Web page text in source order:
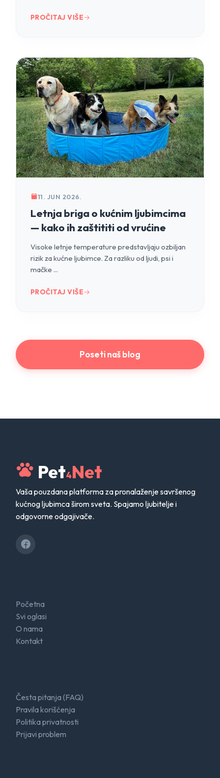
PROČITAJ VIŠE
11. JUN 2026.
Letnja briga o kućnim ljubimcima
— kako ih zaštititi od vrućine
Visoke letnje temperature predstavljaju ozbiljan
rizik za kućne ljubimce. Za razliku od ljudi, psi i
mačke ...
PROČITAJ VIŠE
Poseti naš blog
Pet4Net
Vaša pouzdana platforma za pronalaženje savršenog
kućnog ljubimca širom sveta. Spajamo ljubitelje i
odgovorne odgajivače.
Početna
Svi oglasi
O nama
Kontakt
Česta pitanja (FAQ)
Pravila korišćenja
Politika privatnosti
Prijavi problem